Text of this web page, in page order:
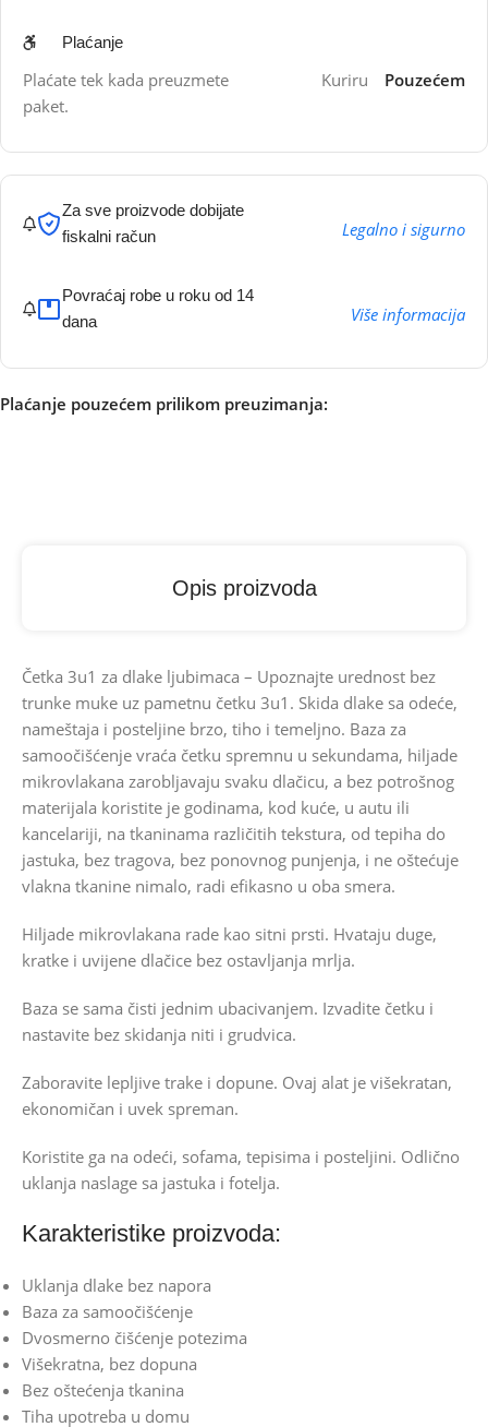
Plaćanje
Plaćate tek kada preuzmete
paket.
Kuriru Pouzećem
Za sve proizvode dobijate
fiskalni račun
Legalno i sigurno
Povraćaj robe u roku od 14
dana
Više informacija
Plaćanje pouzećem prilikom preuzimanja:
Opis proizvoda
Četka 3u1 za dlake ljubimaca – Upoznajte urednost bez
trunke muke uz pametnu četku 3u1. Skida dlake sa odeće,
nameštaja i posteljine brzo, tiho i temeljno. Baza za
samoočišćenje vraća četku spremnu u sekundama, hiljade
mikrovlakana zarobljavaju svaku dlačicu, a bez potrošnog
materijala koristite je godinama, kod kuće, u autu ili
kancelariji, na tkaninama različitih tekstura, od tepiha do
jastuka, bez tragova, bez ponovnog punjenja, i ne oštećuje
vlakna tkanine nimalo, radi efikasno u oba smera.
Hiljade mikrovlakana rade kao sitni prsti. Hvataju duge,
kratke i uvijene dlačice bez ostavljanja mrlja.
Baza se sama čisti jednim ubacivanjem. Izvadite četku i
nastavite bez skidanja niti i grudvica.
Zaboravite lepljive trake i dopune. Ovaj alat je višekratan,
ekonomičan i uvek spreman.
Koristite ga na odeći, sofama, tepisima i posteljini. Odlično
uklanja naslage sa jastuka i fotelja.
Karakteristike proizvoda:
Uklanja dlake bez napora
Baza za samoočišćenje
Dvosmerno čišćenje potezima
Višekratna, bez dopuna
Bez oštećenja tkanina
Tiha upotreba u domu